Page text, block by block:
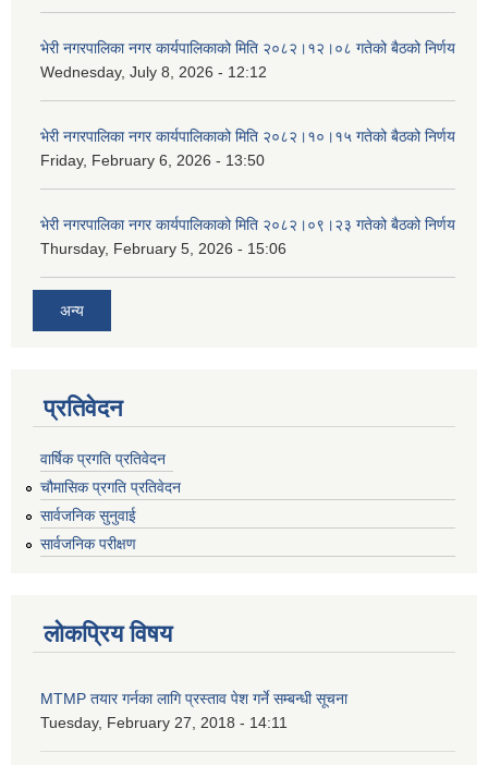
भेरी नगरपालिका नगर कार्यपालिकाको मिति २०८२।१२।०८ गतेको बैठको निर्णय
Wednesday, July 8, 2026 - 12:12
भेरी नगरपालिका नगर कार्यपालिकाको मिति २०८२।१०।१५ गतेको बैठको निर्णय
Friday, February 6, 2026 - 13:50
भेरी नगरपालिका नगर कार्यपालिकाको मिति २०८२।०९।२३ गतेको बैठको निर्णय
Thursday, February 5, 2026 - 15:06
अन्य
प्रतिवेदन
वार्षिक प्रगति प्रतिवेदन
चौमासिक प्रगति प्रतिवेदन
सार्वजनिक सुनुवाई
सार्वजनिक परीक्षण
लोकप्रिय विषय
MTMP तयार गर्नका लागि प्रस्ताव पेश गर्ने सम्बन्धी सूचना
Tuesday, February 27, 2018 - 14:11